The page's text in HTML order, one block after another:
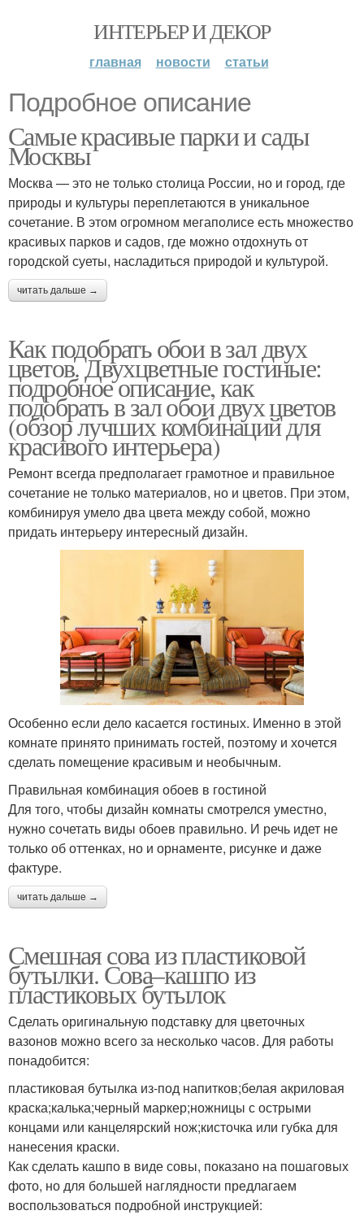
ИНТЕРЬЕР И ДЕКОР
главная новости статьи
Подробное описание
Самые красивые парки и сады
Москвы
Москва — это не только столица России, но и город, где
природы и культуры переплетаются в уникальное
сочетание. В этом огромном мегаполисе есть множество
красивых парков и садов, где можно отдохнуть от
городской суеты, насладиться природой и культурой.
читать дальше →
Как подобрать обои в зал двух
цветов. Двухцветные гостиные:
подробное описание, как
подобрать в зал обои двух цветов
(обзор лучших комбинаций для
красивого интерьера)
Ремонт всегда предполагает грамотное и правильное
сочетание не только материалов, но и цветов. При этом,
комбинируя умело два цвета между собой, можно
придать интерьеру интересный дизайн.
Особенно если дело касается гостиных. Именно в этой
комнате принято принимать гостей, поэтому и хочется
сделать помещение красивым и необычным.
Правильная комбинация обоев в гостиной
Для того, чтобы дизайн комнаты смотрелся уместно,
нужно сочетать виды обоев правильно. И речь идет не
только об оттенках, но и орнаменте, рисунке и даже
фактуре.
читать дальше →
Смешная сова из пластиковой
бутылки. Сова–кашпо из
пластиковых бутылок
Сделать оригинальную подставку для цветочных
вазонов можно всего за несколько часов. Для работы
понадобится:
пластиковая бутылка из-под напитков;белая акриловая
краска;калька;черный маркер;ножницы с острыми
концами или канцелярский нож;кисточка или губка для
нанесения краски.
Как сделать кашпо в виде совы, показано на пошаговых
фото, но для большей наглядности предлагаем
воспользоваться подробной инструкцией: